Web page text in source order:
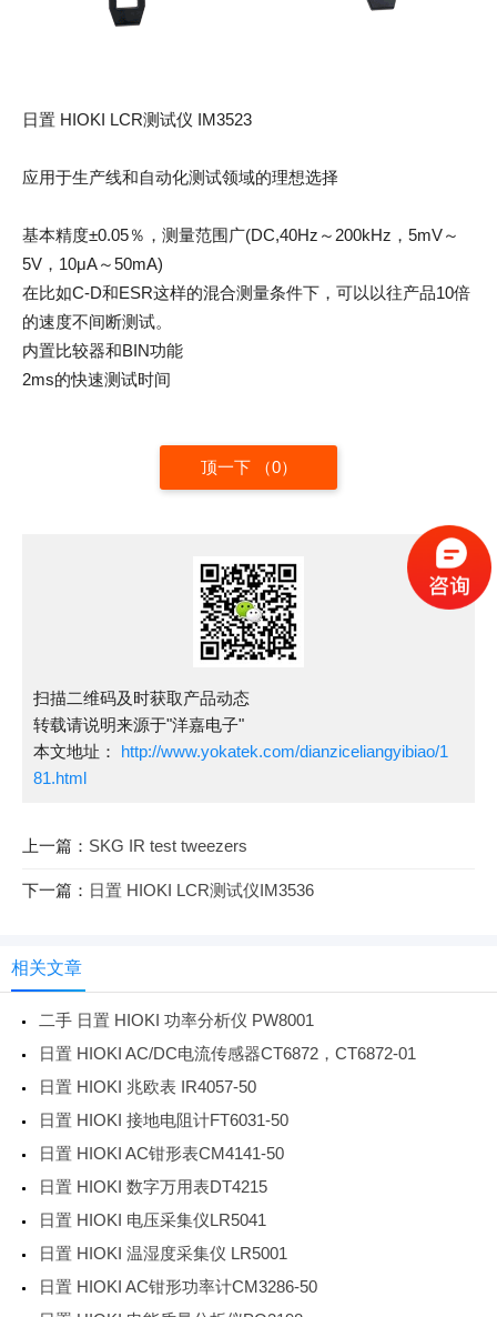
日置 HIOKI LCR测试仪 IM3523
应用于生产线和自动化测试领域的理想选择
基本精度±0.05％，测量范围广(DC,40Hz～200kHz，5mV～
5V，10μA～50mA)
在比如C-D和ESR这样的混合测量条件下，可以以往产品10倍
的速度不间断测试。
内置比较器和BIN功能
2ms的快速测试时间
顶一下 （0）
扫描二维码及时获取产品动态
转载请说明来源于"洋嘉电子"
本文地址：
http://www.yokatek.com/dianziceliangyibiao/1
81.html
上一篇： SKG IR test tweezers
下一篇： 日置 HIOKI LCR测试仪IM3536
相关文章
二手 日置 HIOKI 功率分析仪 PW8001
日置 HIOKI AC/DC电流传感器CT6872，CT6872-01
日置 HIOKI 兆欧表 IR4057-50
日置 HIOKI 接地电阻计FT6031-50
日置 HIOKI AC钳形表CM4141-50
日置 HIOKI 数字万用表DT4215
日置 HIOKI 电压采集仪LR5041
日置 HIOKI 温湿度采集仪 LR5001
日置 HIOKI AC钳形功率计CM3286-50